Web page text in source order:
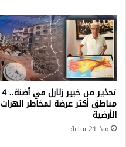
تحذير من خبير زلازل في أضنة.. 4
مناطق أكثر عرضة لمخاطر الهزات
الأرضية
منذ 21 ساعة